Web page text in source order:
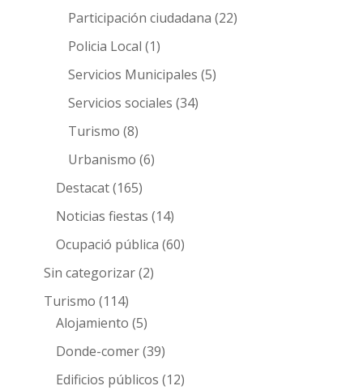
Participación ciudadana (22)
Policia Local (1)
Servicios Municipales (5)
Servicios sociales (34)
Turismo (8)
Urbanismo (6)
Destacat(165)
Noticias fiestas (14)
Ocupació pública (60)
Sin categorizar(2)
Turismo (114)
Alojamiento (5)
Donde-comer(39)
Edificios públicos (12)